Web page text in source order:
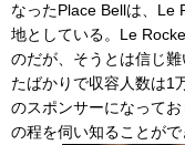
なったPlace Bellは、Le
地としている。Le
のだが、そうとは信じ
たばかりで収容人数は1
のスポンサーになって
の程を伺い知ることがで